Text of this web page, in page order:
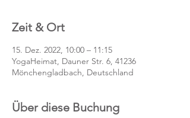
Zeit & Ort
15. Dez. 2022, 10:00 – 11:15
YogaHeimat, Dauner Str. 6, 41236
Mönchengladbach, Deutschland
Über diese Buchung